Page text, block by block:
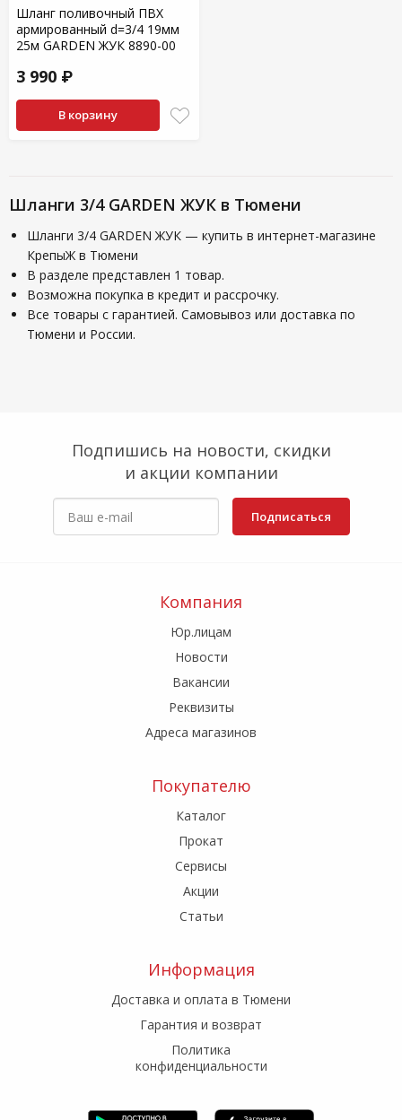
Шланг поливочный ПВХ
армированный d=3/4 19мм
25м GARDEN ЖУК 8890-00
3 990 ₽
В корзину
Шланги 3/4 GARDEN ЖУК в Тюмени
Шланги 3/4 GARDEN ЖУК — купить в интернет-магазине
КрепыЖ в Тюмени
В разделе представлен 1 товар.
Возможна покупка в кредит и рассрочку.
Все товары с гарантией. Самовывоз или доставка по
Тюмени и России.
Подпишись на новости, скидки
и акции компании
Подписаться
Компания
Юр.лицам
Новости
Вакансии
Реквизиты
Адреса магазинов
Покупателю
Каталог
Прокат
Сервисы
Акции
Статьи
Информация
Доставка и оплата в Тюмени
Гарантия и возврат
Политика
конфиденциальности